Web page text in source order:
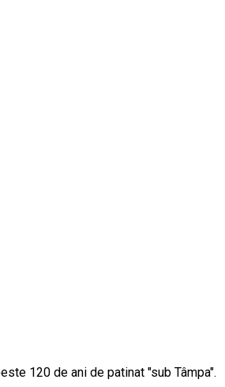
120 de ani de patinat "sub Tâmpa".